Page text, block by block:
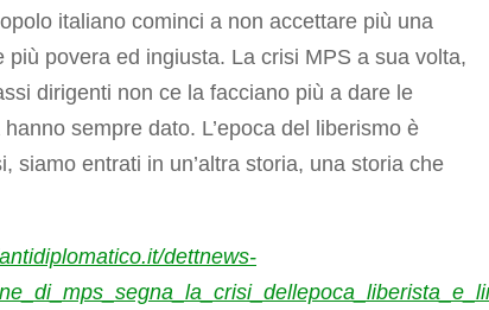
italiano cominci a non accettare più una
più povera ed ingiusta. La crisi MPS a sua volta,
dirigenti non ce la facciano più a dare le
sempre dato. L’epoca del liberismo è
siamo entrati in un’altra storia, una storia che
dettnews-